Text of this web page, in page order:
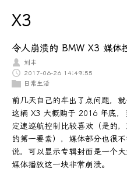
X3
令人崩溃的 BMW X3 媒体
刘丰
2017-06-26 14:49:55
日常生活
前几天自己的车出了点问题，
这辆 X3 大概购于 2016 年底
定速巡航控制比较喜欢（是的
的第一要素），媒体部分也很
说，可以显示专辑封面是一个
媒体播放这一块非常崩溃。